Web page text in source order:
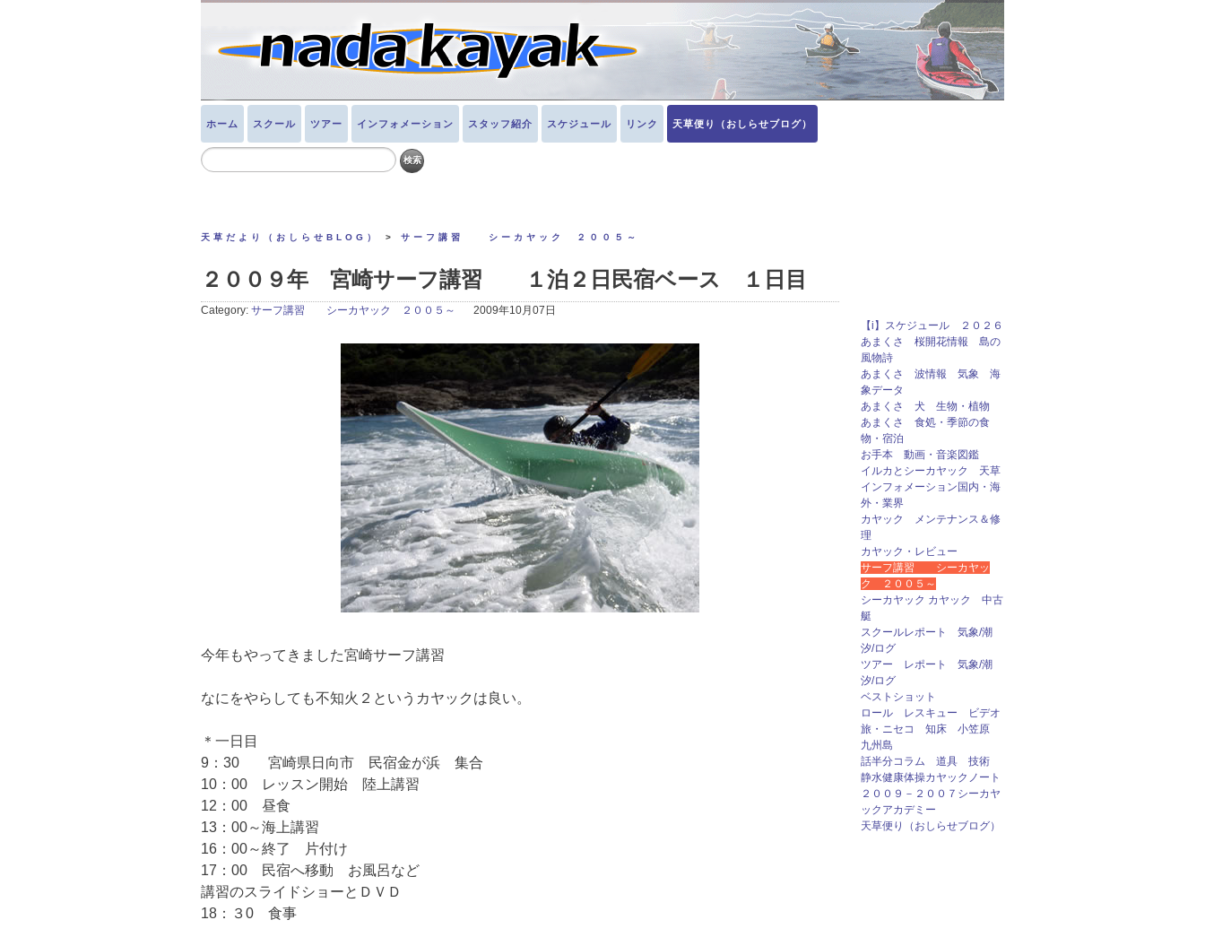
ホーム スクール ツアー インフォメーション スタッフ紹介 スケジュール リンク 天草便り（おしらせブログ）
天草だより（おしらせBLOG） > サーフ講習 シーカヤック ２００５～
２００９年 宮崎サーフ講習 １泊２日民宿ベース １日目
Category: サーフ講習 シーカヤック ２００５～ 2009年10月07日
今年もやってきました宮崎サーフ講習
なにをやらしても不知火２というカヤックは良い。
＊一日目
9：30 宮崎県日向市 民宿金が浜 集合
10：00 レッスン開始 陸上講習
12：00 昼食
13：00～海上講習
16：00～終了 片付け
17：00 民宿へ移動 お風呂など
講習のスライドショーとＤＶＤ
18：３0 食事
【i】スケジュール ２０２６
あまくさ 桜開花情報 島の
風物詩
あまくさ 波情報 気象 海
象データ
あまくさ 犬 生物・植物
あまくさ 食処・季節の食
物・宿泊
お手本 動画・音楽図鑑
イルカとシーカヤック 天草
インフォメーション国内・海
外・業界
カヤック メンテナンス＆修
理
カヤック・レビュー
サーフ講習 シーカヤッ
ク ２００５～
シーカヤック カヤック 中古
艇
スクールレポート 気象/潮
汐/ログ
ツアー レポート 気象/潮
汐/ログ
ベストショット
ロール レスキュー ビデオ
旅・ニセコ 知床 小笠原
九州島
話半分コラム 道具 技術
静水健康体操カヤックノート
２００９－２００７シーカヤ
ックアカデミー
天草便り（おしらせブログ）